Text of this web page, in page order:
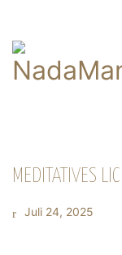
MEDITATIVES
Juli 24, 2025